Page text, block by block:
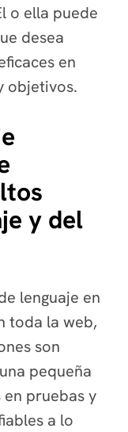
o ella puede
desea
en
objetivos.
y del
lenguaje en
toda la web,
son
pequeña
pruebas y
a lo